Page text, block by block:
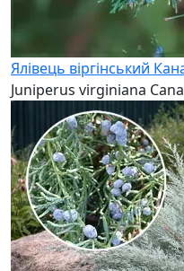
Ялівець віргінський
Juniperus virginiana